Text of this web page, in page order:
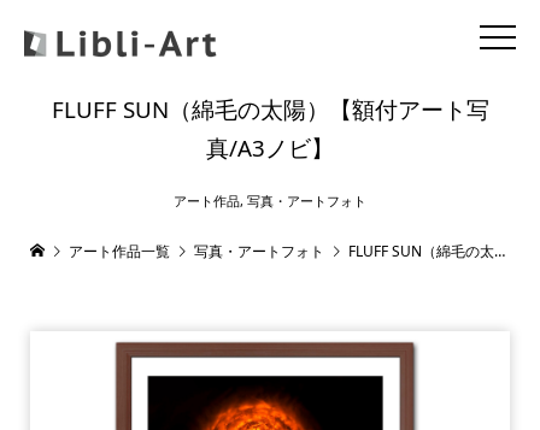
FLUFF SUN（綿毛の太陽）【額付アート写
真/A3ノビ】
アート作品, 写真・アートフォト
アート作品一覧 写真・アートフォト FLUFF SUN（綿毛の太陽）【額付アート写真/A3ノビ】